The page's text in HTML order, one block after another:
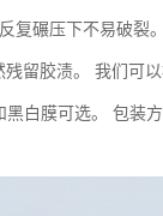
复碾压下不易破裂
留胶渍。 我们可
白膜可选。 包装